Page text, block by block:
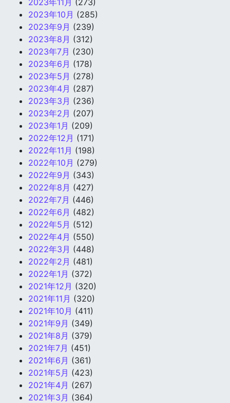
2023年10月 (285)
2023年9月 (239)
2023年8月 (312)
2023年7月 (230)
2023年6月 (178)
2023年5月 (278)
2023年4月 (287)
2023年3月 (236)
2023年2月 (207)
2023年1月 (209)
2022年12月 (171)
2022年11月 (198)
2022年10月 (279)
2022年9月 (343)
2022年8月 (427)
2022年7月 (446)
2022年6月 (482)
2022年5月 (512)
2022年4月 (550)
2022年3月 (448)
2022年2月 (481)
2022年1月 (372)
2021年12月 (320)
2021年11月 (320)
2021年10月 (411)
2021年9月 (349)
2021年8月 (379)
2021年7月 (451)
2021年6月 (361)
2021年5月 (423)
2021年4月 (267)
2021年3月 (364)